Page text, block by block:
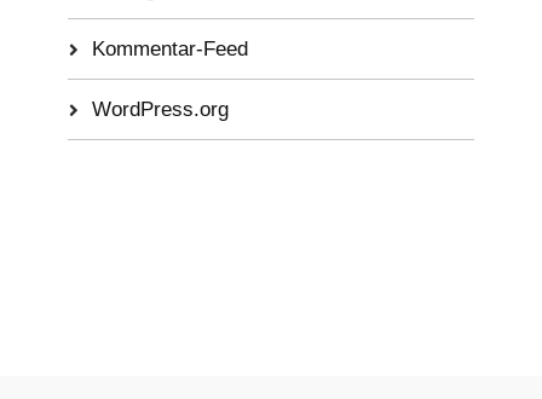
Kommentar-Feed
WordPress.org